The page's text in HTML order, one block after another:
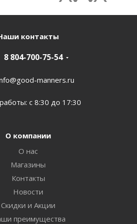
контакты
8 804-700-75-54
manners.ru
с 8:30 до 17:30
О компании
О нас
Магазины
Контакты
Новости
Скидки и Акции
преимущества